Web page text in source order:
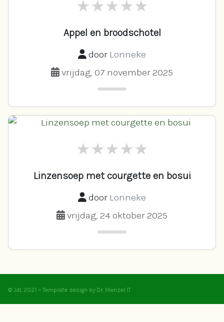
Appel en broodschotel
door Lonneke
vrijdag, 07 november 2025
Linzensoep met courgette en bosui
door Lonneke
vrijdag, 24 oktober 2025
© JdL 2021 ~ Template design by Dr. Menzel IT